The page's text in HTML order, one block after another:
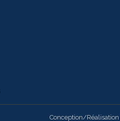
Conception/Réalisation